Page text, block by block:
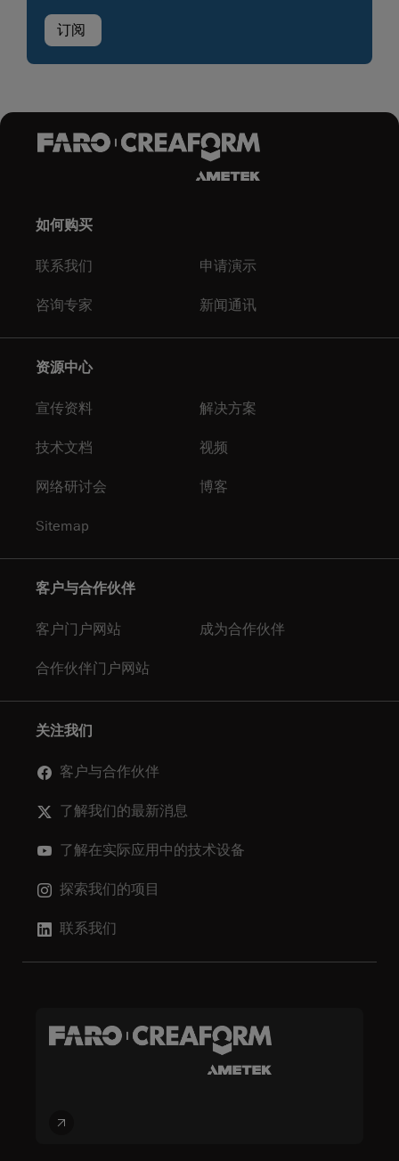
如何购买
联系我们 申请演示
咨询专家 新闻通讯
资源中心
宣传资料 解决方案
技术文档 视频
网络研讨会 博客
Sitemap
客户与合作伙伴
客户门户网站 成为合作伙伴
合作伙伴门户网站
关注我们
客户与合作伙伴
了解我们的最新消息
了解在实际应用中的技术设备
探索我们的项目
联系我们